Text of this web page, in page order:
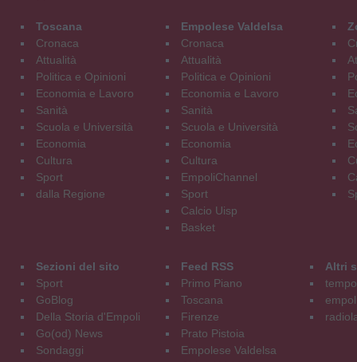
Toscana
Cronaca
Attualità
Politica e Opinioni
Economia e Lavoro
Sanità
Scuola e Università
Economia
Cultura
Sport
dalla Regione
Empolese Valdelsa
Cronaca
Attualità
Politica e Opinioni
Economia e Lavoro
Sanità
Scuola e Università
Economia
Cultura
EmpoliChannel
Sport
Calcio Uisp
Basket
Sezioni del sito
Sport
GoBlog
Della Storia d'Empoli
Go(od) News
Sondaggi
Feed RSS
Primo Piano
Toscana
Firenze
Prato Pistoia
Empolese Valdelsa
Altri